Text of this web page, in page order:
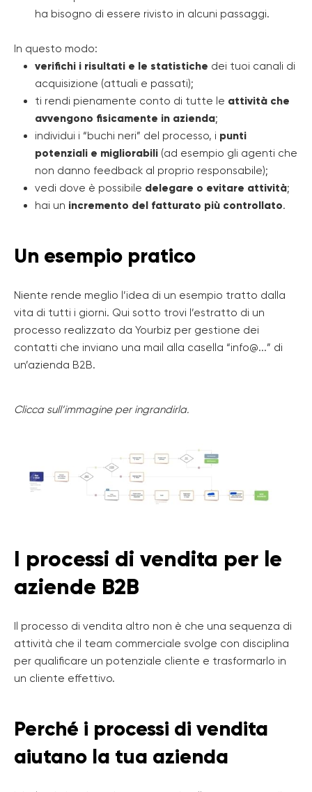
ha bisogno di essere rivisto in alcuni passaggi.
In questo modo:
verifichi i risultati e le statistiche dei tuoi canali di
acquisizione (attuali e passati);
ti rendi pienamente conto di tutte le attività che
avvengono fisicamente in azienda;
individui i “buchi neri” del processo, i punti
potenziali e migliorabili (ad esempio gli agenti che
non danno feedback al proprio responsabile);
vedi dove è possibile delegare o evitare attività;
hai un incremento del fatturato più controllato.
Un esempio pratico
Niente rende meglio l’idea di un esempio tratto dalla
vita di tutti i giorni. Qui sotto trovi l’estratto di un
processo realizzato da Yourbiz per gestione dei
contatti che inviano una mail alla casella “info@...” di
un’azienda B2B.
Clicca sull’immagine per ingrandirla.
I processi di vendita per le
aziende B2B
Il processo di vendita altro non è che una sequenza di
attività che il team commerciale svolge con disciplina
per qualificare un potenziale cliente e trasformarlo in
un cliente effettivo.
Perché i processi di vendita
aiutano la tua azienda